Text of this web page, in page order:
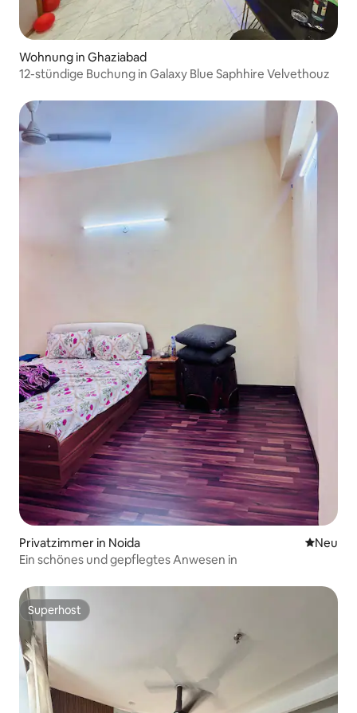
Wohnung in Ghaziabad
12-stündige Buchung in Galaxy Blue Saphhire Velvethouz
Privatzimmer in Noida Neue
Neu
Ein schönes und gepflegtes Anwesen in
Superhost
Superhost